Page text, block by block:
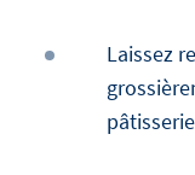
Laissez